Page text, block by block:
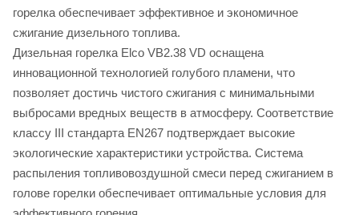
горелка обеспечивает эффективное и экономичное
сжигание дизельного топлива.
Дизельная горелка Elco VB2.38 VD оснащена
инновационной технологией голубого пламени, что
позволяет достичь чистого сжигания с минимальными
выбросами вредных веществ в атмосферу. Соответствие
классу III стандарта EN267 подтверждает высокие
экологические характеристики устройства. Система
распыления топливовоздушной смеси перед сжиганием в
голове горелки обеспечивает оптимальные условия для